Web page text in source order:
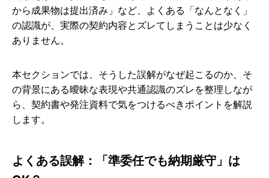
から成果物は提出済み」など、よくある「なんとなく」
の認識が、実際の契約内容とズレてしまうことは少なく
ありません。
本セクションでは、そうした誤解がなぜ起こるのか、そ
の背景にある曖昧な表現や共通認識のズレを整理しなが
ら、契約書や発注資料で気をつけるべきポイントを解説
します。
よくある誤解：「準委任でも納期厳守」は